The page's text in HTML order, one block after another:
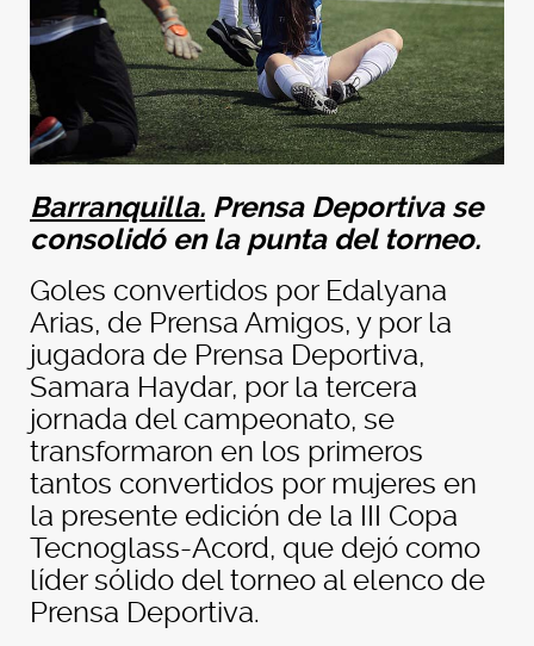
Barranquilla. Prensa Deportiva se
consolidó en la punta del torneo.
Goles convertidos por Edalyana
Arias, de Prensa Amigos, y por la
jugadora de Prensa Deportiva,
Samara Haydar, por la tercera
jornada del campeonato, se
transformaron en los primeros
tantos convertidos por mujeres en
la presente edición de la III Copa
Tecnoglass-Acord, que dejó como
líder sólido del torneo al elenco de
Prensa Deportiva.